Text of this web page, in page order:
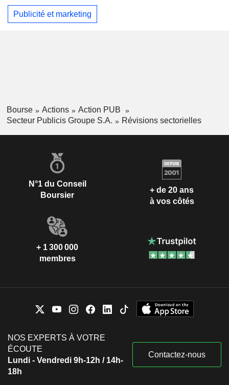
Publicité et marketing
Bourse Actions
Action PUB
Secteur Publicis Groupe S.A.
Révisions sectorielles
N°1 du Conseil
Boursier
+ de 20 ans
à vos côtés
+ 1 300 000
membres
NOS EXPERTS À VOTRE
ÉCOUTE
Lundi - Vendredi 9h-12h / 14h-
18h
Contactez-nous